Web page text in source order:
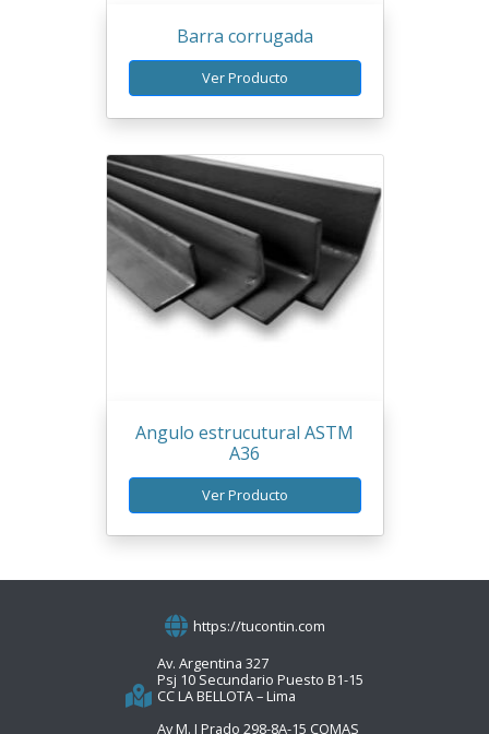
Barra corrugada
Ver Producto
Angulo estrucutural ASTM
A36
Ver Producto
https://tucontin.com
Av. Argentina 327
Psj 10 Secundario Puesto B1-15
CC LA BELLOTA – Lima
Av M. I Prado 298-8A-15 COMAS